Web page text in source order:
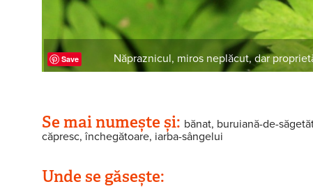
Save Năpraznicul, miros neplăcut, dar
Se mai numește și: bănat, buruiană-de-
căpresc, închegătoare, iarba-sângelui
Unde se găsește: